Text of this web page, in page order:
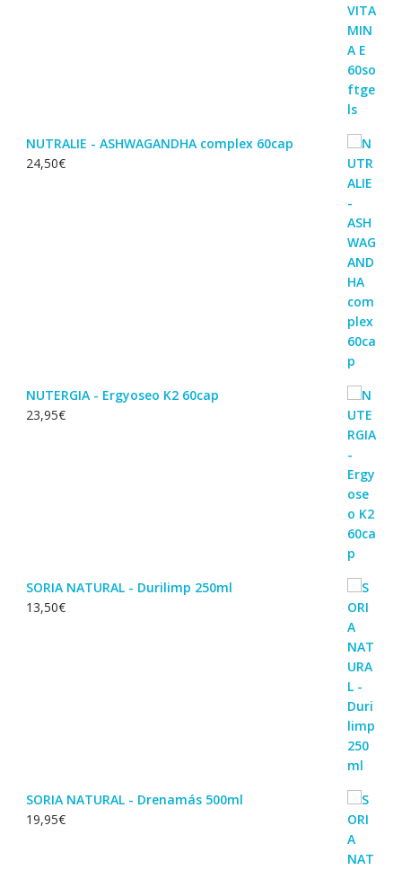
NUTRALIE - ASHWAGANDHA complex 60cap
24,50€
NUTERGIA - Ergyoseo K2 60cap
23,95€
SORIA NATURAL - Durilimp 250ml
13,50€
SORIA NATURAL - Drenamás 500ml
19,95€